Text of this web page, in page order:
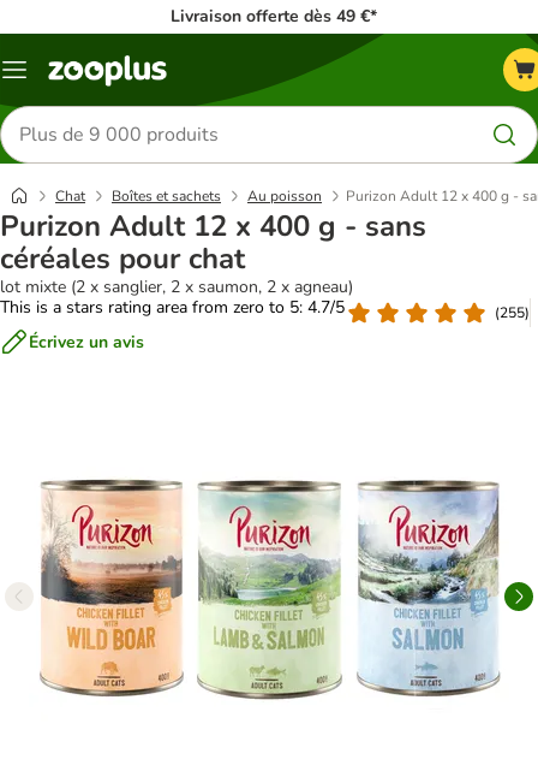
Livraison offerte dès 49 €*
Menu
Rechercher
des
produits
Chat Boîtes et sachets Au poisson Purizon Adult 12 x 400 g -
Purizon Adult 12 x 400 g - sans
céréales pour chat
lot mixte (2 x sanglier, 2 x saumon, 2 x agneau)
This is a stars rating area from zero to 5: 4.7/5
(255)
Écrivez un avis